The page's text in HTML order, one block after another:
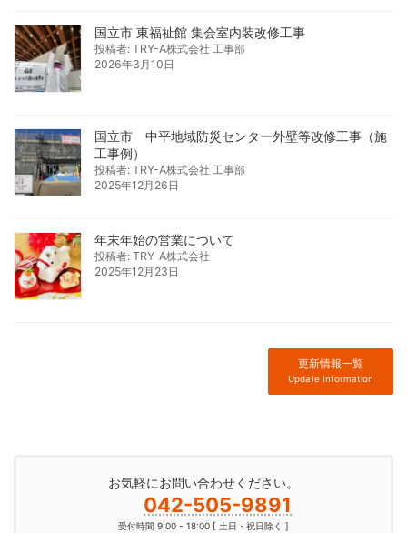
国立市 東福祉館 集会室内装改修工事
投稿者: TRY-A株式会社 工事部
2026年3月10日
国立市 中平地域防災センター外壁等改修工事（施
工事例）
投稿者: TRY-A株式会社 工事部
2025年12月26日
年末年始の営業について
投稿者: TRY-A株式会社
2025年12月23日
更新情報一覧
Update Information
お気軽にお問い合わせください。
042-505-9891
受付時間 9:00 - 18:00 [ 土日・祝日除く ]